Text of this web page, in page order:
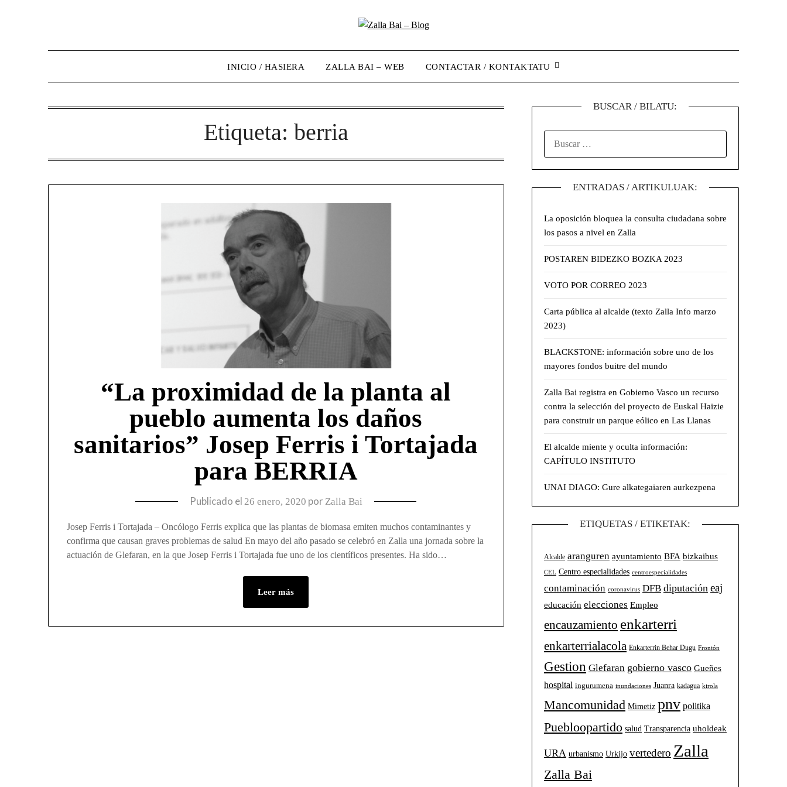
INICIO / HASIERA ZALLA BAI – WEB CONTACTAR / KONTAKTATU
Etiqueta: berria
“La proximidad de la planta al
pueblo aumenta los daños
sanitarios” Josep Ferris i Tortajada
para BERRIA
Publicado el 26 enero, 2020 por Zalla Bai
Josep Ferris i Tortajada – Oncólogo Ferris explica que las plantas de biomasa emiten muchos contaminantes y
confirma que causan graves problemas de salud En mayo del año pasado se celebró en Zalla una jornada sobre la
actuación de Glefaran, en la que Josep Ferris i Tortajada fue uno de los científicos presentes. Ha sido…
Leer más
BUSCAR / BILATU:
ENTRADAS / ARTIKULUAK:
La oposición bloquea la consulta ciudadana sobre
los pasos a nivel en Zalla
POSTAREN BIDEZKO BOZKA 2023
VOTO POR CORREO 2023
Carta pública al alcalde (texto Zalla Info marzo
2023)
BLACKSTONE: información sobre uno de los
mayores fondos buitre del mundo
Zalla Bai registra en Gobierno Vasco un recurso
contra la selección del proyecto de Euskal Haizie
para construir un parque eólico en Las Llanas
El alcalde miente y oculta información:
CAPÍTULO INSTITUTO
UNAI DIAGO: Gure alkategaiaren aurkezpena
ETIQUETAS / ETIKETAK:
Alcalde aranguren ayuntamiento BFA bizkaibus
CEL Centro especialidades centroespecialidades
contaminación coronavirus DFB diputación eaj
educación elecciones Empleo
encauzamiento enkarterri
enkarterrialacola Enkarterrin Behar Dugu Frontón
Gestion Glefaran gobierno vasco Gueñes
hospital ingurumena inundaciones Juanra kadagua kirola
Mancomunidad Mimetiz pnv politika
Puebloopartido salud Transparencia uholdeak
URA urbanismo Urkijo vertedero Zalla
Zalla Bai